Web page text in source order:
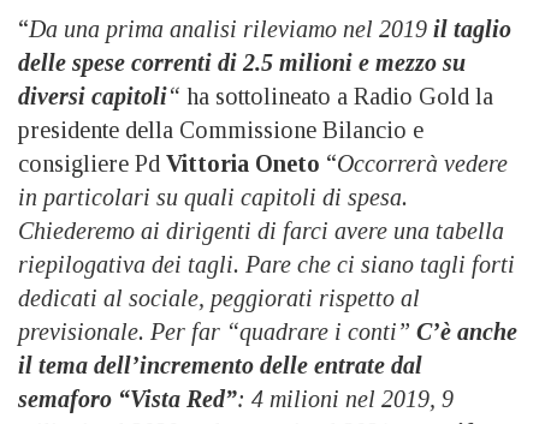
“Da una prima analisi rileviamo nel 2019 il taglio
delle spese correnti di 2.5 milioni e mezzo su
diversi capitoli“ ha sottolineato a Radio Gold la
presidente della Commissione Bilancio e
consigliere Pd Vittoria Oneto “Occorrerà vedere
in particolari su quali capitoli di spesa.
Chiederemo ai dirigenti di farci avere una tabella
riepilogativa dei tagli. Pare che ci siano tagli forti
dedicati al sociale, peggiorati rispetto al
previsionale. Per far “quadrare i conti” C’è anche
il tema dell’incremento delle entrate dal
semaforo “Vista Red”: 4 milioni nel 2019, 9